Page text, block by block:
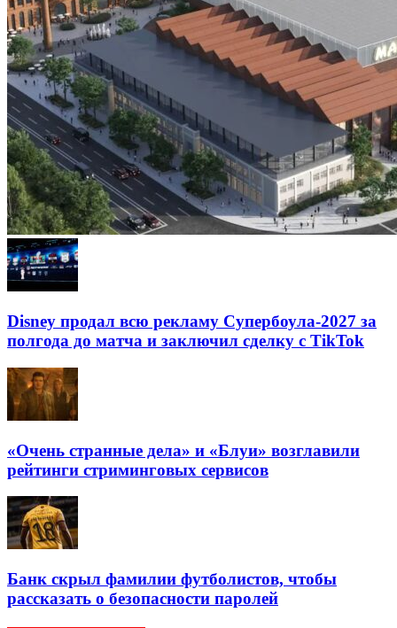
Disney продал всю рекламу Супербоула-2027 за
полгода до матча и заключил сделку с TikTok
«Очень странные дела» и «Блуи» возглавили
рейтинги стриминговых сервисов
Банк скрыл фамилии футболистов, чтобы
рассказать о безопасности паролей